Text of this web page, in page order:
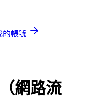
的帳號
網路流